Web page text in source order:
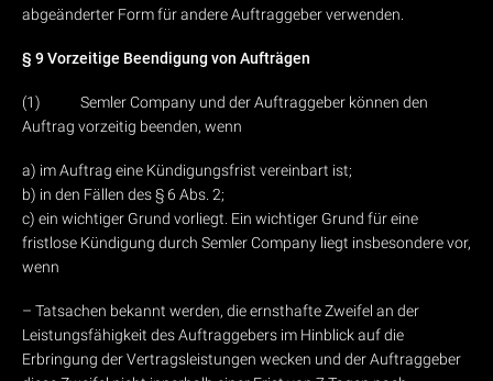
abgeänderter Form für andere Auftraggeber verwenden.
§ 9 Vorzeitige Beendigung von Aufträgen
(1) Semler Company und der Auftraggeber können den
Auftrag vorzeitig beenden, wenn
a) im Auftrag eine Kündigungsfrist vereinbart ist;
b) in den Fällen des § 6 Abs. 2;
c) ein wichtiger Grund vorliegt. Ein wichtiger Grund für eine
fristlose Kündigung durch Semler Company liegt insbesondere vor,
wenn
– Tatsachen bekannt werden, die ernsthafte Zweifel an der
Leistungsfähigkeit des Auftraggebers im Hinblick auf die
Erbringung der Vertragsleistungen wecken und der Auftraggeber